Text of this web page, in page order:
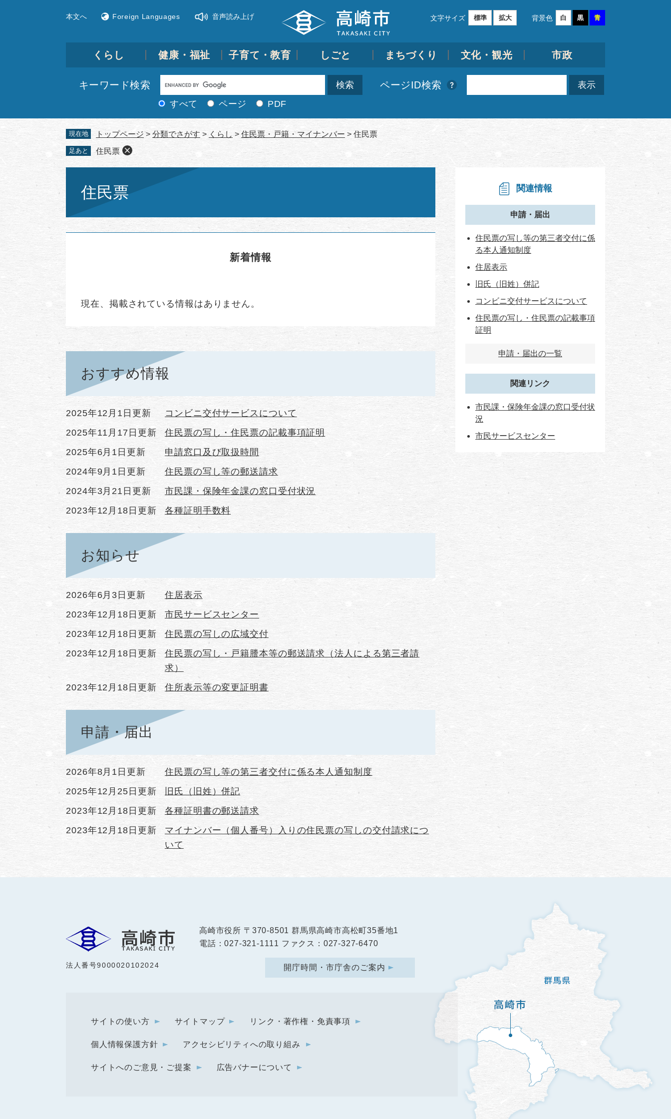
本文へ Foreign Languages 音声読み上げ 文字サイズ 標準 拡大 背景色 白 黒 青
くらし 健康・福祉 子育て・教育 しごと まちづくり 文化・観光 市政
キーワード検索
Google
カ
すべて ページ PDF
ページID検索
現在地 トップページ > 分類でさがす > くらし > 住民票・戸籍・マイナンバー > 住民票
足あと 住民票
住民票
新着情報
現在、掲載されている情報はありません。
おすすめ情報
2025年12月1日更新
コンビニ交付サービスについて
2025年11月17日更新
住民票の写し・住民票の記載事項証明
2025年6月1日更新
申請窓口及び取扱時間
2024年9月1日更新
住民票の写し等の郵送請求
2024年3月21日更新
市民課・保険年金課の窓口受付状況
2023年12月18日更新
各種証明手数料
お知らせ
2026年6月3日更新
住居表示
2023年12月18日更新
市民サービスセンター
2023年12月18日更新
住民票の写しの広域交付
2023年12月18日更新
住民票の写し・戸籍謄本等の郵送請求（法人による第三者請
求）
2023年12月18日更新
住所表示等の変更証明書
申請・届出
2026年8月1日更新
住民票の写し等の第三者交付に係る本人通知制度
2025年12月25日更新
旧氏（旧姓）併記
2023年12月18日更新
各種証明書の郵送請求
2023年12月18日更新
マイナンバー（個人番号）入りの住民票の写しの交付請求につ
いて
関連情報
申請・届出
住民票の写し等の第三者交付に係
る本人通知制度
住居表示
旧氏（旧姓）併記
コンビニ交付サービスについて
住民票の写し・住民票の記載事項
証明
申請・届出の一覧
関連リンク
市民課・保険年金課の窓口受付状
況
市民サービスセンター
法人番号9000020102024
高崎市役所 〒370-8501 群馬県高崎市高松町35番地1
電話：027-321-1111 ファクス：027-327-6470
開庁時間・市庁舎のご案内
サイトの使い方 サイトマップ リンク・著作権・免責事項
個人情報保護方針 アクセシビリティへの取り組み
サイトへのご意見・ご提案 広告バナーについて